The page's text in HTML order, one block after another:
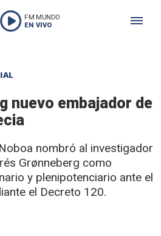
FM MUNDO
EN VIVO
nuevo embajador de
nombró al investigador
Grønneberg como
y plenipotenciario ante el
el Decreto 120.